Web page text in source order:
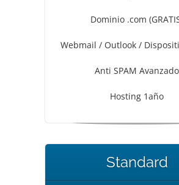
Dominio .com
Webmail / Outlook /
Anti SPAM Avanzado
Hosting 1año
Standard